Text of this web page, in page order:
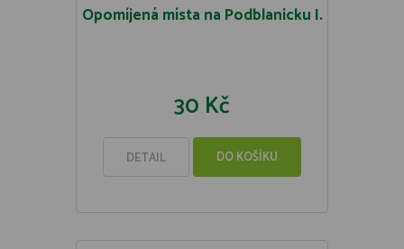
Opomíjená místa na Podblanicku I.
30 Kč
DETAIL DO KOŠÍKU